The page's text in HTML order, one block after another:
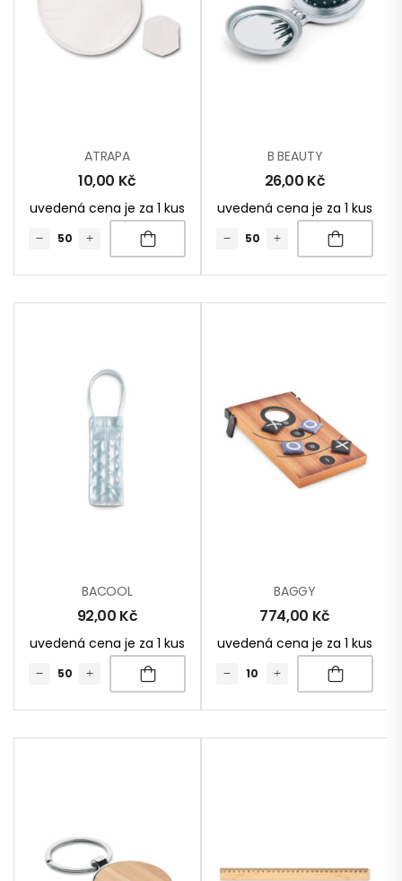
ATRAPA
10,00 Kč
uvedená cena je za 1 kus
B BEAUTY
26,00 Kč
uvedená cena je za 1 kus
BACOOL
92,00 Kč
uvedená cena je za 1 kus
BAGGY
774,00 Kč
uvedená cena je za 1 kus